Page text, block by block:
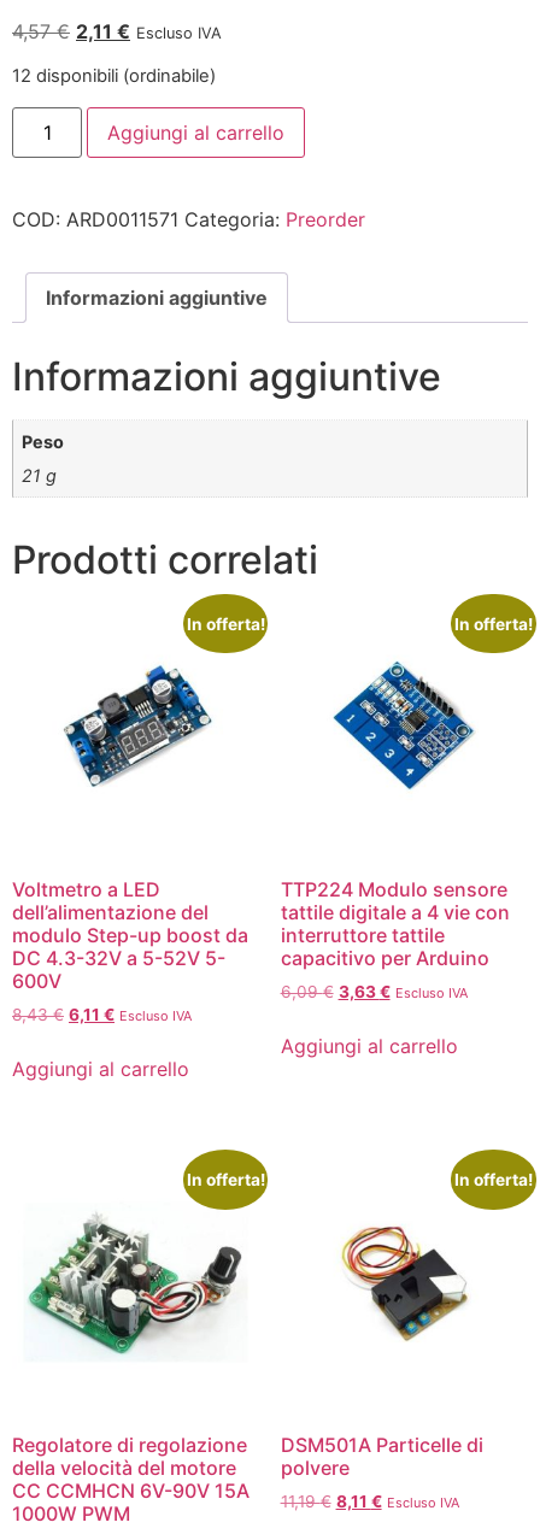
4,57€ 2,11 € Escluso IVA
12 disponibili (ordinabile)
Aggiungi al carrello
COD: ARD0011571 Categoria: Preorder
Informazioni aggiuntive
Informazioni aggiuntive
Peso
21 g
Prodotti correlati
In offerta!
Voltmetro a LED
dell’alimentazione del
modulo Step-up boost da
DC 4.3-32V a 5-52V 5-
600V
8,43€ 6,11 € Escluso IVA
Aggiungi al carrello
In offerta!
TTP224 Modulo sensore
tattile digitale a 4 vie con
interruttore tattile
capacitivo per Arduino
6,09€ 3,63€ Escluso IVA
Aggiungi al carrello
In offerta!
Regolatore di regolazione
della velocità del motore
CC CCMHCN 6V-90V 15A
1000W PWM
In offerta!
DSM501A Particelle di
polvere
11,19€ 8,11 € Escluso IVA